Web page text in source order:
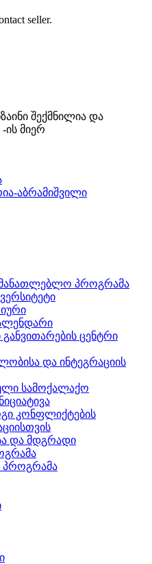
seller.
შექმნილია და
-ის მიერ
აბრამიშვილი
პროგრამა
ცენტრი
და ინტეგრაციის
სამოქალაქო
კონფლიქტების
და მდგრადი
პროგრამა